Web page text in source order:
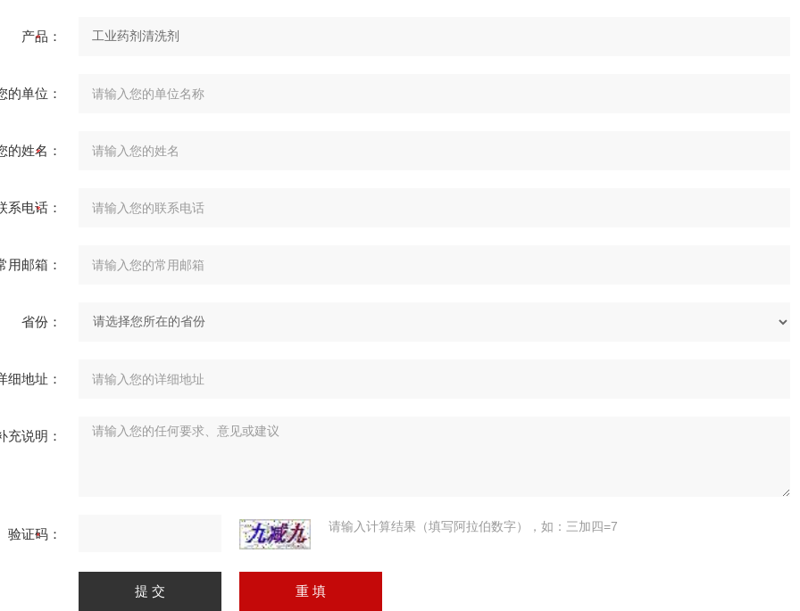
产品：
的单位：
的姓名：
系电话：
用邮箱：
省份：
细地址：
充说明：
验证码： 请输入计算结果（填写阿拉伯数字），如：三加四=7